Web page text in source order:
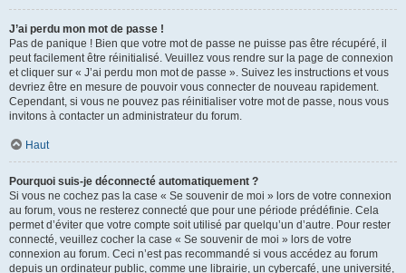
J’ai perdu mon mot de passe !
Pas de panique ! Bien que votre mot de passe ne puisse pas être récupéré, il
peut facilement être réinitialisé. Veuillez vous rendre sur la page de connexion
et cliquer sur « J’ai perdu mon mot de passe ». Suivez les instructions et vous
devriez être en mesure de pouvoir vous connecter de nouveau rapidement.
Cependant, si vous ne pouvez pas réinitialiser votre mot de passe, nous vous
invitons à contacter un administrateur du forum.
Haut
Pourquoi suis-je déconnecté automatiquement ?
Si vous ne cochez pas la case « Se souvenir de moi » lors de votre connexion
au forum, vous ne resterez connecté que pour une période prédéfinie. Cela
permet d’éviter que votre compte soit utilisé par quelqu’un d’autre. Pour rester
connecté, veuillez cocher la case « Se souvenir de moi » lors de votre
connexion au forum. Ceci n’est pas recommandé si vous accédez au forum
depuis un ordinateur public, comme une librairie, un cybercafé, une université,